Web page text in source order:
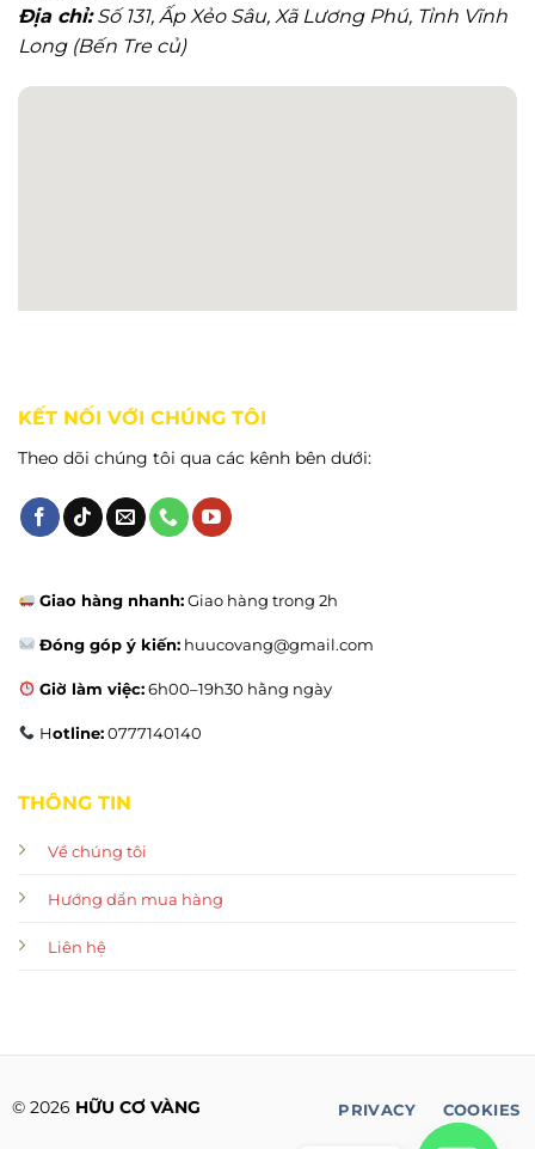
Địa chỉ:Số 131, Ấp Xẻo Sâu, Xã Lương Phú, Tỉnh Vĩnh
Long (Bến Tre củ)
Giao hàng nhanh:Giao hàng trong 2h
Đóng góp ý kiến: huucovang@gmail.com
Giờ làm việc:6h00–19h30 hằng ngày
Hotline:0777140140
THÔNG TIN
Về chúng tôi
Hướng dẩn mua hàng
Liên hệ
KẾT NỐI VỚI CHÚNG TÔI
Theo dõi chúng tôi qua các kênh bên dưới:
© 2026 HỮU CƠ VÀNG PRIVACY COOKIES